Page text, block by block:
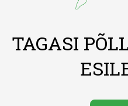
TAGASI